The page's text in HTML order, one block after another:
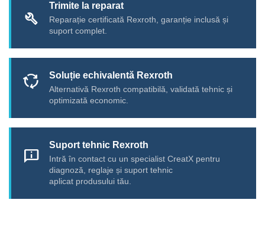
build
Trimite la reparat
Reparație certificată Rexroth, garanție inclusă și
suport complet.
cycle Soluție echivalentă Rexroth
Alternativă Rexroth compatibilă, validată tehnic și
optimizată economic.
chat_info
Suport tehnic Rexroth
Intră în contact cu un specialist CreatX pentru
diagnoză, reglaje și suport tehnic
aplicat produsului tău.